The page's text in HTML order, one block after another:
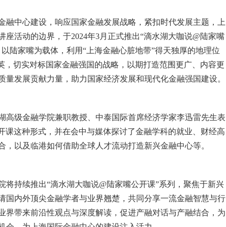
融中心建设，响应国家金融发展战略，紧扣时代发展主题，上
座活动的边界，于2024年3月正式推出“滴水湖大咖说@陆家嘴
陆家嘴为载体，利用“上海金融心脏地带”得天独厚的地理位
，切实对标国家金融强国的战略，以期打造范围更广、内容更
发展贡献力量，助力国家经济发展和现代化金融强国建设。
高级金融学院兼职教授、中泰国际首席经济学家李迅雷先生表
课这种形式，并在会中与媒体探讨了金融学科的就业、财经高
以及临港如何借助全球人才流动打造新兴金融中心等。
将持续推出“滴水湖大咖说@陆家嘴公开课”系列，聚焦于新兴
国内外顶尖金融学者与业界翘楚，共同分享一流金融智慧与行
界带来前沿性观点与深度解读，促进产融对话与产融结合，为